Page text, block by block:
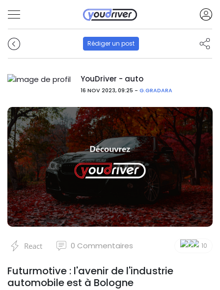
Rédiger un post
YouDriver - auto
16 NOV 2023, 09:25 - G.GRADARA
React 0 Commentaires 10
Futurmotive : l'avenir de l'industrie
automobile est à Bologne